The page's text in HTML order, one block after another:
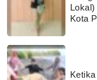
Kota